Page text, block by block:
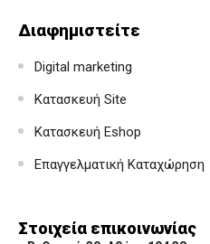
Διαφημιστείτε
Digital marketing
Κατασκευή Site
Κατασκευή Eshop
Επαγγελματική Καταχώρηση
Στοιχεία επικοινωνίας